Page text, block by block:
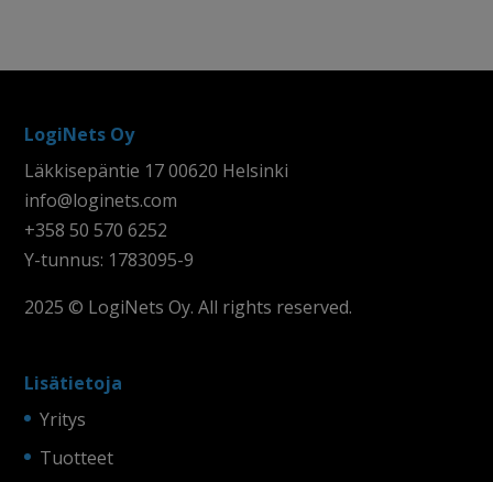
LogiNets Oy
Läkkisepäntie 17 00620 Helsinki
info@loginets.com
+358 50 570 6252
Y-tunnus: 1783095-9
2025 © LogiNets Oy. All rights reserved.
Lisätietoja
Yritys
Tuotteet